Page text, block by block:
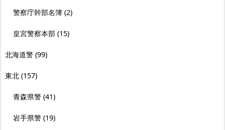
警察庁幹部名簿 (2)
皇宮警察本部 (15)
北海道警 (99)
東北 (157)
青森県警 (41)
岩手県警 (19)